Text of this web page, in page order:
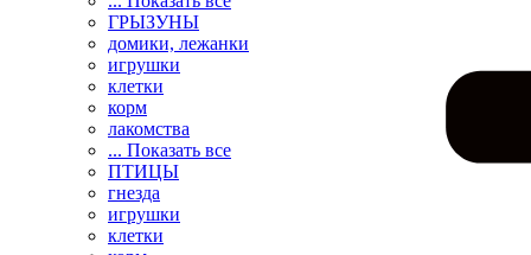
ГРЫЗУНЫ
домики, лежанки
игрушки
клетки
корм
лакомства
... Показать все
ПТИЦЫ
гнезда
игрушки
клетки